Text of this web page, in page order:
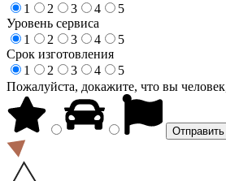
1
2 3 4
5
Уровень сервиса
1
2 3 4
5
Срок изготовления
1
2 3 4
5
Пожалуйста, докажите, что вы